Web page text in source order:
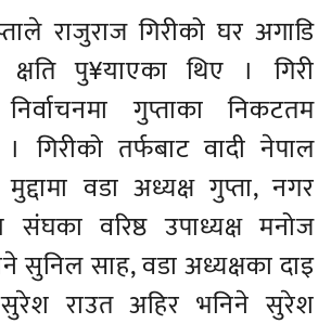
राजुराज गिरीको घर अगाडि
पु¥याएका थिए । गिरी
गुप्ताका निकटतम
। गिरीको तर्फबाट वादी नेपाल
वडा अध्यक्ष गुप्ता, नगर
संघका वरिष्ठ उपाध्यक्ष मनोज
सुनिल साह, वडा अध्यक्षका दाइ
राउत अहिर भनिने सुरेश